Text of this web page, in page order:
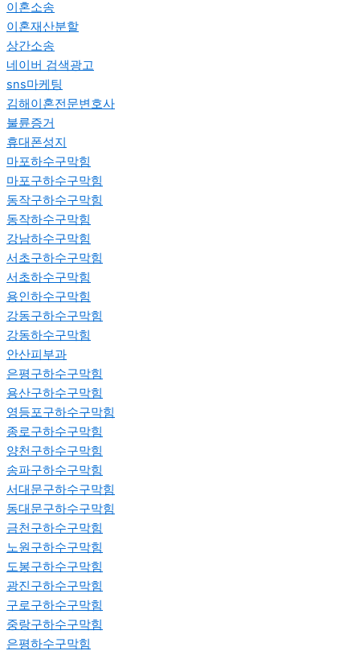
이혼소송
이혼재산분할
상간소송
네이버 검색광고
sns마케팅
김해이혼전문변호사
불륜증거
휴대폰성지
마포하수구막힘
마포구하수구막힘
동작구하수구막힘
동작하수구막힘
강남하수구막힘
서초구하수구막힘
서초하수구막힘
용인하수구막힘
강동구하수구막힘
강동하수구막힘
안산피부과
은평구하수구막힘
용산구하수구막힘
영등포구하수구막힘
종로구하수구막힘
양천구하수구막힘
송파구하수구막힘
서대문구하수구막힘
동대문구하수구막힘
금천구하수구막힘
노원구하수구막힘
도봉구하수구막힘
광진구하수구막힘
구로구하수구막힘
중랑구하수구막힘
은평하수구막힘